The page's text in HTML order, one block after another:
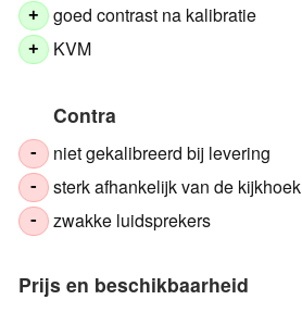
+ goed contrast na kalibratie
+ KVM
Contra
- niet gekalibreerd bij levering
- sterk afhankelijk van de kijkhoek
- zwakke luidsprekers
Prijs en beschikbaarheid